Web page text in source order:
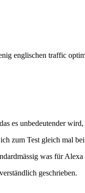
englischen traffic
es unbedeutender
zum Test gleich mal
was für
geschrieben.